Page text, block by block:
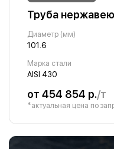
Труба
Диаметр (мм)
101.6
Марка стали
AISI 430
от 454 854 р./т
*актуальная цена по